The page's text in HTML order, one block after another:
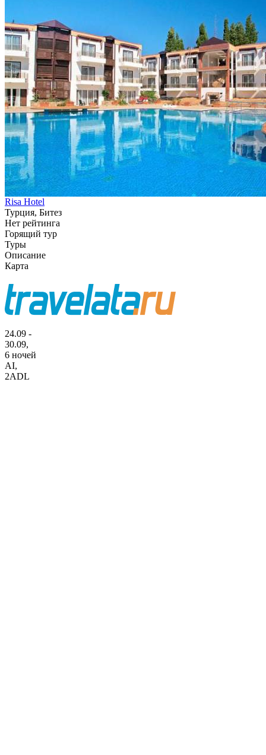
Risa Hotel
Турция, Битез
Нет рейтинга
Горящий тур
Туры
Описание
Карта
24.09 -
30.09,
6 ночей
AI,
2ADL